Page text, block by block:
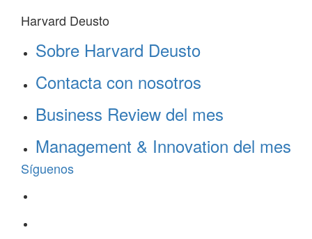
Harvard Deusto
Sobre Harvard Deusto
Contacta con nosotros
Business Review del mes
Management & Innovation del mes
Síguenos